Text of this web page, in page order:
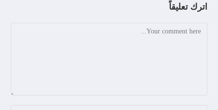
اترك تعليقاً